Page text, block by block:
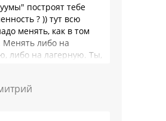
построят тебе
? )) тут всю
менять, как в том
Менять либо на
либо на лагерную. Ты,